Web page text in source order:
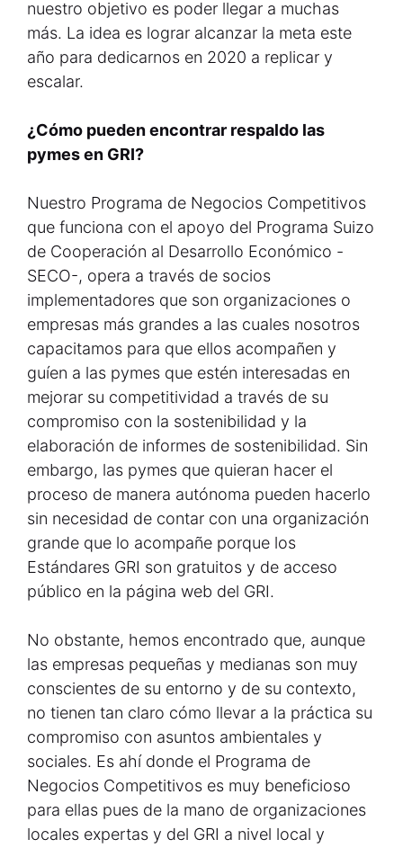
nuestro objetivo es poder llegar a muchas
más. La idea es lograr alcanzar la meta este
año para dedicarnos en 2020 a replicar y
escalar.
¿Cómo pueden encontrar respaldo las
pymes en GRI?
Nuestro Programa de Negocios Competitivos
que funciona con el apoyo del Programa Suizo
de Cooperación al Desarrollo Económico -
SECO-, opera a través de socios
implementadores que son organizaciones o
empresas más grandes a las cuales nosotros
capacitamos para que ellos acompañen y
guíen a las pymes que estén interesadas en
mejorar su competitividad a través de su
compromiso con la sostenibilidad y la
elaboración de informes de sostenibilidad. Sin
embargo, las pymes que quieran hacer el
proceso de manera autónoma pueden hacerlo
sin necesidad de contar con una organización
grande que lo acompañe porque los
Estándares GRI son gratuitos y de acceso
público en la página web del GRI.
No obstante, hemos encontrado que, aunque
las empresas pequeñas y medianas son muy
conscientes de su entorno y de su contexto,
no tienen tan claro cómo llevar a la práctica su
compromiso con asuntos ambientales y
sociales. Es ahí donde el Programa de
Negocios Competitivos es muy beneficioso
para ellas pues de la mano de organizaciones
locales expertas y del GRI a nivel local y